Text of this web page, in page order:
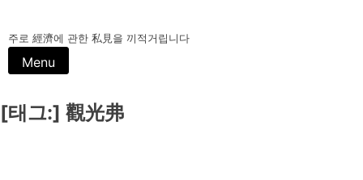
content
주로 經濟에 관한 私見을 끼적거립니다
Menu
[태그:] 觀光弗